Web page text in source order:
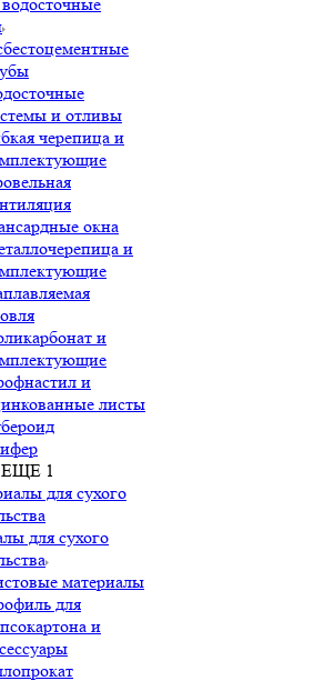
и отливы
черепица и
окна
и
и
и
листы
1
для сухого
материалы
для
и